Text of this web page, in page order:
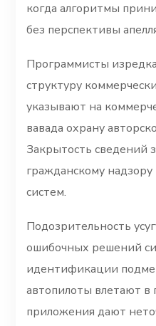
когда алгоритмы
без перспективы
Программисты
структуру
указывают на
вавада охрану
Закрытость сведений
гражданскому надзору
систем.
Подозрительность
ошибочных решений
идентификации
автопилоты влетают в
приложения дают